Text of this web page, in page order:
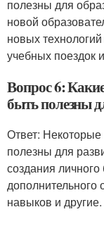
полезны для
новой
новых
учебных поездок
Вопрос 6:
быть полезны
Ответ:
полезны для
создания
дополнительного
навыков и другие.